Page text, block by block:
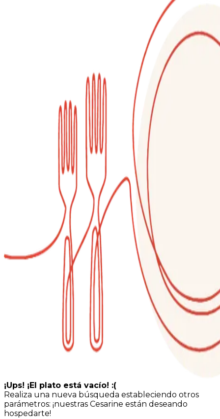
¡Ups! ¡El plato está vacío! :(
Realiza una nueva búsqueda estableciendo otros
parámetros: ¡nuestras Cesarine están deseando
hospedarte!